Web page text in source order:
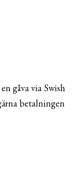
gåva via Swish
betalningen